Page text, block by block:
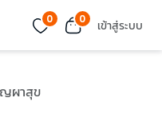
0 0 เข้าสู่ระบบ
ญผาสุข